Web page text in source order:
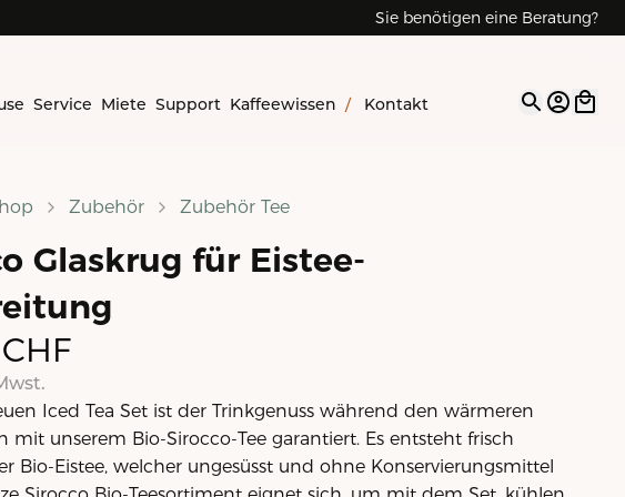
Sie benötigen eine Beratung?
Service Miete Support Kaffeewissen / Kontakt Open
Zubehör Zubehör Tee
Glaskrug für Eistee-
CHF
Iced Tea Set ist der Trinkgenuss während den wärmeren
mit unserem Bio-Sirocco-Tee garantiert. Es entsteht frisch
Bio-Eistee, welcher ungesüsst und ohne Konservierungsmittel